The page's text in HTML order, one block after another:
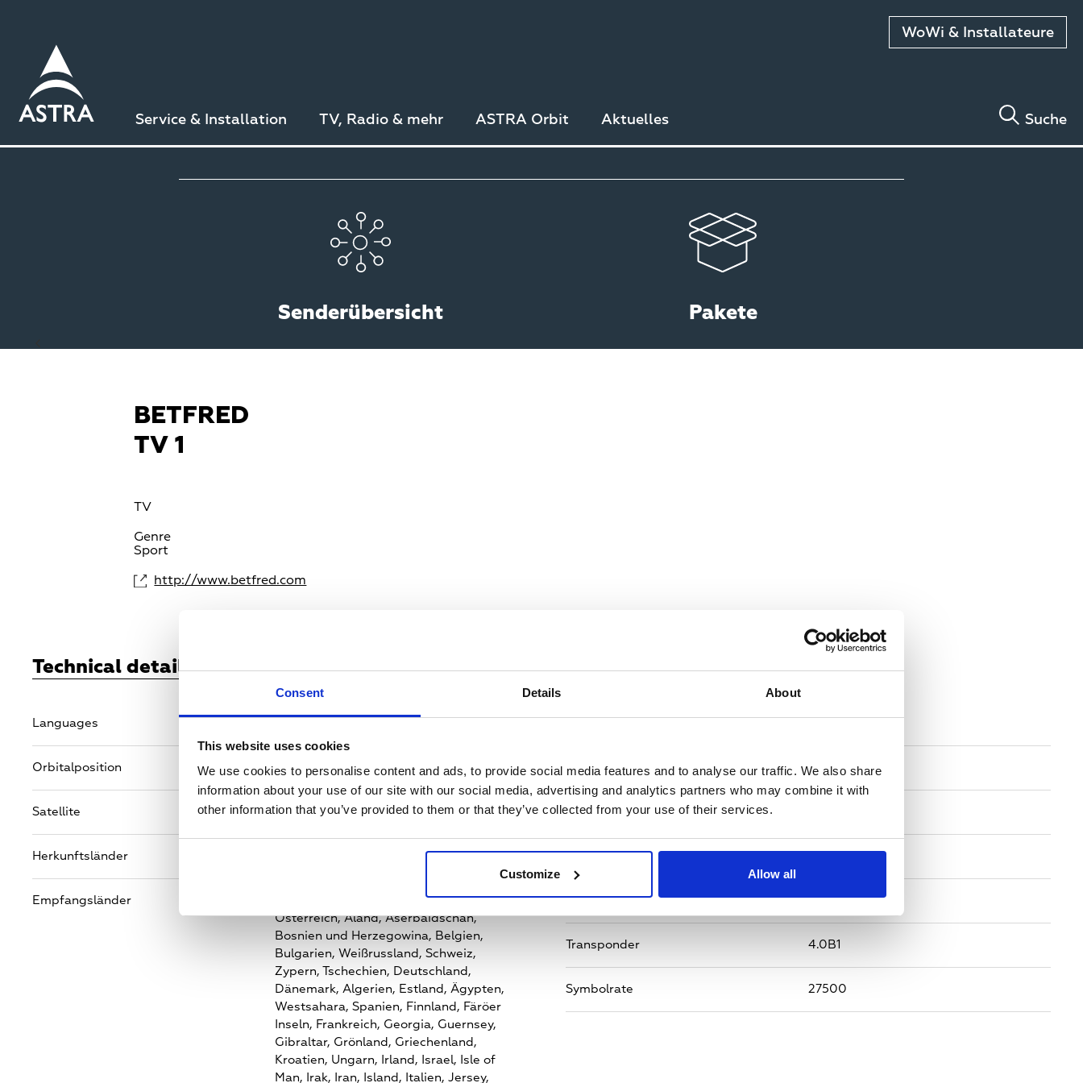
Consent Details About
This website uses cookies
We use cookies to personalise content and ads, to provide social media features and to analyse our traffic. We also share
information about your use of our site with our social media, advertising and analytics partners who may combine it with
other information that you’ve provided to them or that they’ve collected from your use of their services.
Customize Allow all
WoWi & Installateure
Suche
Service & Installation TV, Radio & mehr ASTRA Orbit Aktuelles
Senderübersicht Pakete
BETFRED
TV 1
TV
Genre
Sport
http://www.betfred.com
Technical details
Languages
Orbitalposition 5.0°E
Satellite Astra 4A
Herkunftsländer
Empfangsländer
Armenien,
Österreich, Aland, Aserbaidschan,
Bosnien und Herzegowina, Belgien,
Bulgarien, Weißrussland, Schweiz,
Zypern, Tschechien, Deutschland,
Dänemark, Algerien, Estland, Ägypten,
Westsahara, Spanien, Finnland, Färöer
Inseln, Frankreich, Georgia, Guernsey,
Gibraltar, Grönland, Griechenland,
Kroatien, Ungarn, Irland, Israel, Isle of
Man,
Irak, Iran, Island, Italien, Jersey,
MPEG - 4/ MPEG-2 MPEG-4
Verschlüsselungssystem
Polarisation
Frequenz (MHz) 11727
Transponder 4.0B1
Symbolrate 27500